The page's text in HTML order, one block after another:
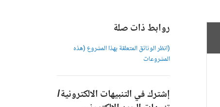
روابط ذات صلة
(انظر الوثائق المتعلقة بهذا المشروع (هذه
المشروعات
إشترك في التنبيهات الالكترونية/